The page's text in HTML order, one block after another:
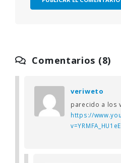
Comentarios (8)
veriweto
parecido a los
https://
v=YRMFA_HU1eE